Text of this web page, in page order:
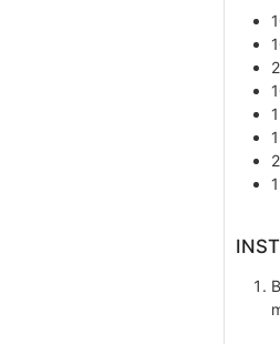
2
1
1
2
1